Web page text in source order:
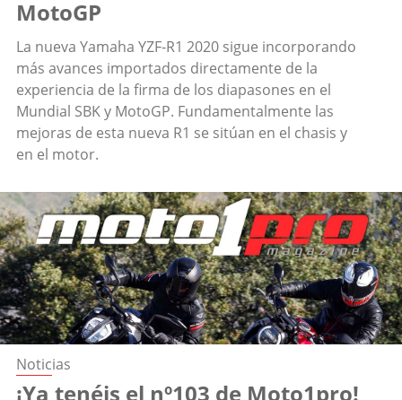
MotoGP
La nueva Yamaha YZF-R1 2020 sigue incorporando
más avances importados directamente de la
experiencia de la firma de los diapasones en el
Mundial SBK y MotoGP. Fundamentalmente las
mejoras de esta nueva R1 se sitúan en el chasis y
en el motor.
Noticias
¡Ya tenéis el nº103 de Moto1pro!